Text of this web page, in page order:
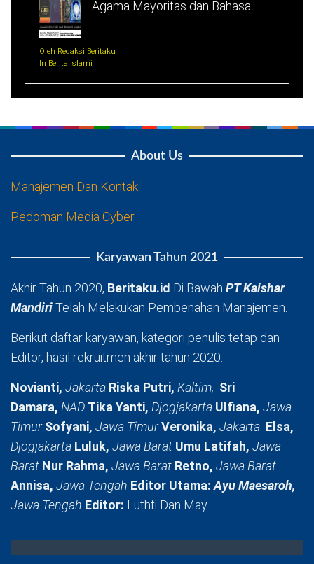
Agama Mayoritas dan Bahasa …
Oleh Redaksi Beritaku
In Berita Islami
About Us
Manajemen Dan Kontak
Pedoman Media Cyber
Karyawan Tahun 2021
Akhir Tahun 2020, Beritaku.id Di Bawah PT Kaishar
MandiriTelah Melakukan Pembenahan Manajemen.
Berikut daftar karyawan, kategori penulis tetap dan
Editor, hasil rekruitmen akhir tahun 2020:
Novianti, Jakarta Riska Putri, Kaltim, Sri
Damara, NAD Tika Yanti, Djogjakarta Ulfiana, Jawa
TimurSofyani, Jawa TimurVeronika, Jakarta Elsa,
Djogjakarta Luluk, Jawa Barat Umu Latifah, Jawa
Barat Nur Rahma, Jawa Barat Retno, Jawa Barat
Annisa, Jawa Tengah Editor Utama:Ayu Maesaroh,
Jawa Tengah Editor: Luthfi Dan May